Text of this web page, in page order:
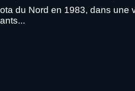
du Nord en 1983, dans